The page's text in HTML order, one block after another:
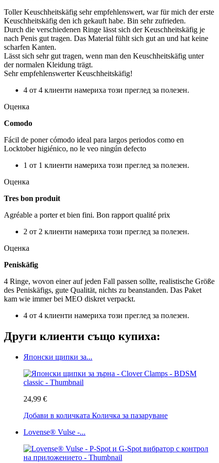
Toller Keuschheitskäfig sehr empfehlenswert, war für mich der erste
Keuschheitskäfig den ich gekauft habe. Bin sehr zufrieden.
Durch die verschiedenen Ringe lässt sich der Keuschheitskäfig je
nach Penis gut tragen. Das Material fühlt sich gut an und hat keine
scharfen Kanten.
Lässt sich sehr gut tragen, wenn man den Keuschheitskäfig unter
der normalen Kleidung trägt.
Sehr empfehlenswerter Keuschheitskäfig!
4 от 4 клиенти намериха този преглед за полезен.
Оценка
Comodo
Fácil de poner cómodo ideal para largos periodos como en
Locktober higiénico, no le veo ningún defecto
1 от 1 клиенти намериха този преглед за полезен.
Оценка
Tres bon produit
Agréable a porter et bien fini. Bon rapport qualité prix
2 от 2 клиенти намериха този преглед за полезен.
Оценка
Peniskäfig
4 Ringe, wovon einer auf jeden Fall passen sollte, realistische Größe
des Peniskäfigs, gute Qualität, nichts zu beanstanden. Das Paket
kam wie immer bei MEO diskret verpackt.
4 от 4 клиенти намериха този преглед за полезен.
Други клиенти също купиха:
Японски щипки за...
24,99 €
Добави в количката Количка за пазаруване
Lovense® Vulse -...